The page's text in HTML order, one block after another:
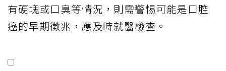
有硬塊或口臭等情況，則需警惕可能是口腔
癌的早期徵兆，應及時就醫檢查。